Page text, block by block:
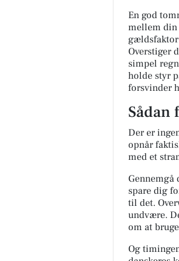
En god
mellem din
gældsfaktor
Overstiger
simpel
holde styr
forsvinder
Sådan
Der er
opnår
med et
Gennemgå
spare dig
til det.
undvære.
om at
Og